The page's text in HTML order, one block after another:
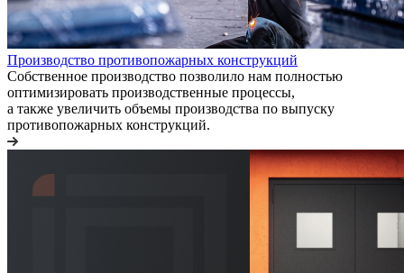
Производство противопожарных конструкций
Собственное производство позволило нам полностью
оптимизировать производственные процессы,
а также увеличить объемы производства по выпуску
противопожарных конструкций.